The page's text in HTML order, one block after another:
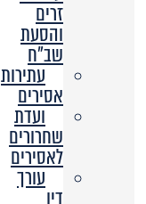
זרים
והסעת
שב”ח
עתירות
אסירים
ועדת
שחרורים
לאסירים
עורך
דין